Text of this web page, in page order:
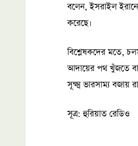
বলেন, ইসরাইল
করেছে।
বিশ্লেষকদের মতে,
আদায়ের পথ খুঁজতে
সূক্ষ্ম ভারসাম্য বজায়
সূত্র: হুরিয়াত রেডিও